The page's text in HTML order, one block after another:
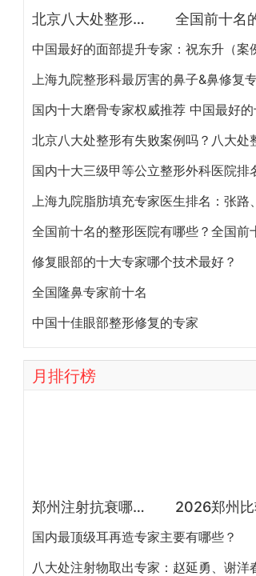
北京八大处整形医院双眼皮做得最好的医生和价格大全
修复眼部的十大专家哪个技术最好？
全国隆鼻专家前十名
中国十佳眼部整形修复的专家
月排行榜
郑州注射抗衰哪个医生最好？徐建平、张歌、赵永华、张婉霞、王妍芝、唐喜、李娟、朱怡梦哪个好？
国内最顶级耳再造专家主要有哪些？